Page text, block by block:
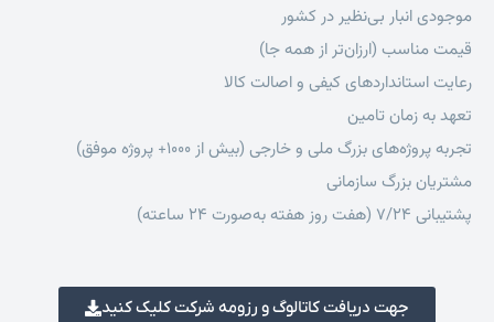
موجودی انبار بی‌نظیر در کشور
قیمت مناسب (ارزان‌تر از همه جا)
رعایت استانداردهای کیفی و اصالت کالا
تعهد به زمان تامین
تجربه پروژه‌های بزرگ ملی و خارجی (بیش از 1000+ پروژه موفق)
مشتریان بزرگ سازمانی
پشتیبانی 7/24 (هفت روز هفته به‌صورت 24 ساعته)
جهت دریافت کاتالوگ و رزومه شرکت کلیک کنید